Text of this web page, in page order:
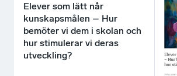
Elever som lätt når
kunskapsmålen – Hur
bemöter vi dem i skolan och
hur stimulerar vi deras
utveckling?